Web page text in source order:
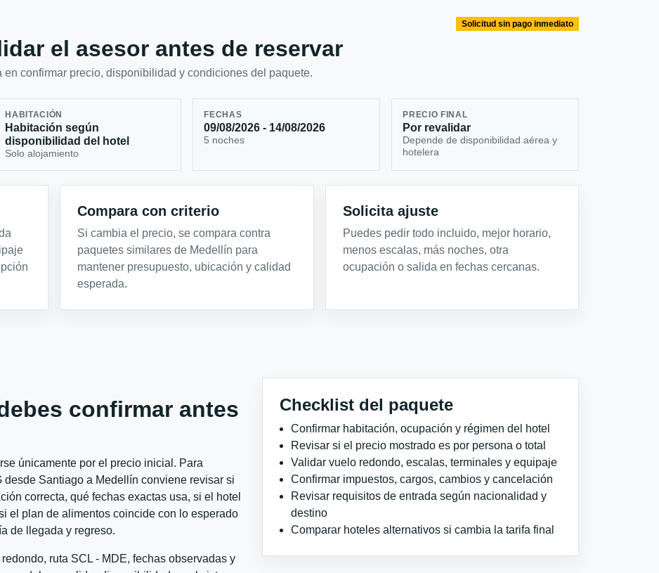
el asesor antes de reservar
confirmar precio, disponibilidad y condiciones del paquete.
Solicitud sin pago inmediato
HABITACIÓN
Habitación según
disponibilidad del hotel
Solo alojamiento
FECHAS
09/08/2026 - 14/08/2026
5 noches
PRECIO FINAL
Por revalidar
Depende de disponibilidad aérea y
hotelera
Compara con criterio
Si cambia el precio, se compara contra
paquetes similares de Medellín para
mantener presupuesto, ubicación y calidad
esperada.
Solicita ajuste
Puedes pedir todo incluido, mejor horario,
menos escalas, más noches, otra
ocupación o salida en fechas cercanas.
confirmar antes
únicamente por el precio inicial. Para
desde Santiago a Medellín conviene revisar si
correcta, qué fechas exactas usa, si el hotel
el plan de alimentos coincide con lo esperado
de llegada y regreso.
ruta SCL - MDE, fechas observadas y
Checklist del paquete
Confirmar habitación, ocupación y régimen del hotel
Revisar si el precio mostrado es por persona o total
Validar vuelo redondo, escalas, terminales y equipaje
Confirmar impuestos, cargos, cambios y cancelación
Revisar requisitos de entrada según nacionalidad y
destino
Comparar hoteles alternativos si cambia la tarifa final